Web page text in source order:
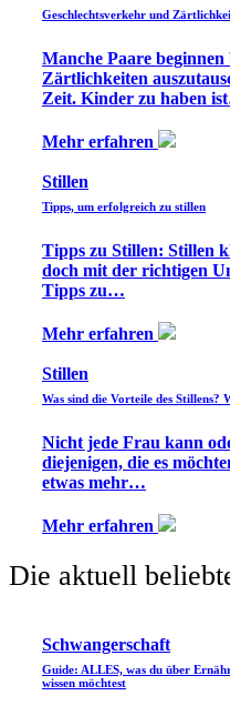
Geschlechtsverkehr und
Manche Paare
Zärtlichkeiten
Zeit. Kinder zu haben
Mehr erfahren
Stillen
Tipps, um erfolgreich zu stillen
Tipps zu Stillen: Stillen
doch mit der richtigen
Tipps zu…
Mehr erfahren
Stillen
Was sind die Vorteile des Stillens?
Nicht jede Frau kann
diejenigen, die es
etwas mehr…
Mehr erfahren
Die aktuell
Schwangerschaft
Guide: ALLES, was du über
wissen möchtest